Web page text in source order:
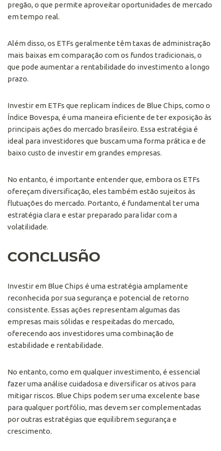
pregão, o que permite aproveitar oportunidades de mercado
em tempo real.
Além disso, os ETFs geralmente têm taxas de administração
mais baixas em comparação com os fundos tradicionais, o
que pode aumentar a rentabilidade do investimento a longo
prazo.
Investir em ETFs que replicam índices de Blue Chips, como o
Índice Bovespa, é uma maneira eficiente de ter exposição às
principais ações do mercado brasileiro. Essa estratégia é
ideal para investidores que buscam uma forma prática e de
baixo custo de investir em grandes empresas.
No entanto, é importante entender que, embora os ETFs
ofereçam diversificação, eles também estão sujeitos às
flutuações do mercado. Portanto, é fundamental ter uma
estratégia clara e estar preparado para lidar com a
volatilidade.
CONCLUSÃO
Investir em Blue Chips é uma estratégia amplamente
reconhecida por sua segurança e potencial de retorno
consistente. Essas ações representam algumas das
empresas mais sólidas e respeitadas do mercado,
oferecendo aos investidores uma combinação de
estabilidade e rentabilidade.
No entanto, como em qualquer investimento, é essencial
fazer uma análise cuidadosa e diversificar os ativos para
mitigar riscos. Blue Chips podem ser uma excelente base
para qualquer portfólio, mas devem ser complementadas
por outras estratégias que equilibrem segurança e
crescimento.